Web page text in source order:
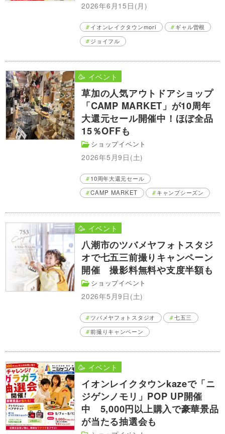
2026年6月15日(月)
イオンレイクタウンmori
ギャル曽根
ジョイフル
草加の人気アウトドアショップ
「CAMP MARKET」が10周年
大還元セール開催中！ほぼ全品
15％OFFも
ショップイベント
2026年5月9日(土)
🥳 イベント
10周年大還元セール
CAMP MARKET
キャンプシーズン
八潮市のツバメヤフォトスタジ
オで七五三前撮りキャンペーン
開催 撮影料無料や支度半額も
ショップイベント
2026年5月9日(土)
🥳 イベント
ツバメヤフォトスタジオ
七五三
前撮りキャンペーン
イオンレイクタウンkazeで「ニ
ジゲンノモリ」POP UP開催
中 5,000円以上購入で豪華景品
が当たる抽選会も
🥳 イベント